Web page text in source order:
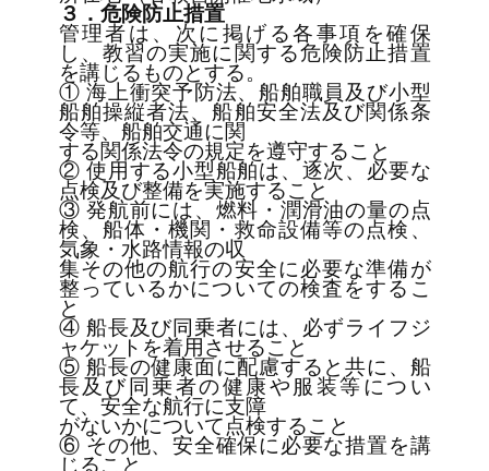
３．危険防止措置
管理者は、次に掲げる各事項を確保
し、教習の実施に関する危険防止措置
を講じるものとする。
① 海上衝突予防法、船舶職員及び小型
船舶操縦者法、船舶安全法及び関係条
令等、船舶交通に関
する関係法令の規定を遵守すること
② 使用する小型船舶は、逐次、必要な
点検及び整備を実施すること
③ 発航前には、燃料・潤滑油の量の点
検、船体・機関・救命設備等の点検、
気象・水路情報の収
集その他の航行の安全に必要な準備が
整っているかについての検査をするこ
と
④ 船長及び同乗者には、必ずライフジ
ャケットを着用させること
⑤ 船長の健康面に配慮すると共に、船
長及び同乗者の健康や服装等につい
て、安全な航行に支障
がないかについて点検すること
⑥ その他、安全確保に必要な措置を講